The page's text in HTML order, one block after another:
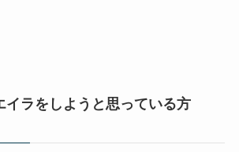
イラをしようと思っている方